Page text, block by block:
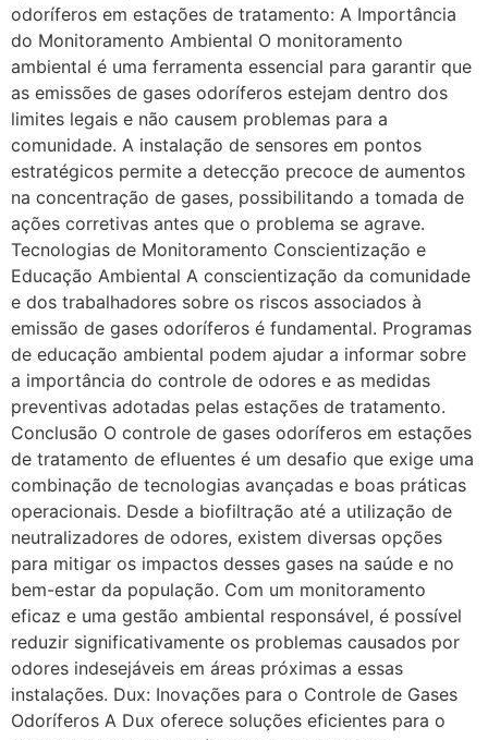
odoríferos em estações de tratamento: A Importância
do Monitoramento Ambiental O monitoramento
ambiental é uma ferramenta essencial para garantir que
as emissões de gases odoríferos estejam dentro dos
limites legais e não causem problemas para a
comunidade. A instalação de sensores em pontos
estratégicos permite a detecção precoce de aumentos
na concentração de gases, possibilitando a tomada de
ações corretivas antes que o problema se agrave.
Tecnologias de Monitoramento Conscientização e
Educação Ambiental A conscientização da comunidade
e dos trabalhadores sobre os riscos associados à
emissão de gases odoríferos é fundamental. Programas
de educação ambiental podem ajudar a informar sobre
a importância do controle de odores e as medidas
preventivas adotadas pelas estações de tratamento.
Conclusão O controle de gases odoríferos em estações
de tratamento de efluentes é um desafio que exige uma
combinação de tecnologias avançadas e boas práticas
operacionais. Desde a biofiltração até a utilização de
neutralizadores de odores, existem diversas opções
para mitigar os impactos desses gases na saúde e no
bem-estar da população. Com um monitoramento
eficaz e uma gestão ambiental responsável, é possível
reduzir significativamente os problemas causados por
odores indesejáveis em áreas próximas a essas
instalações. Dux: Inovações para o Controle de Gases
Odoríferos A Dux oferece soluções eficientes para o